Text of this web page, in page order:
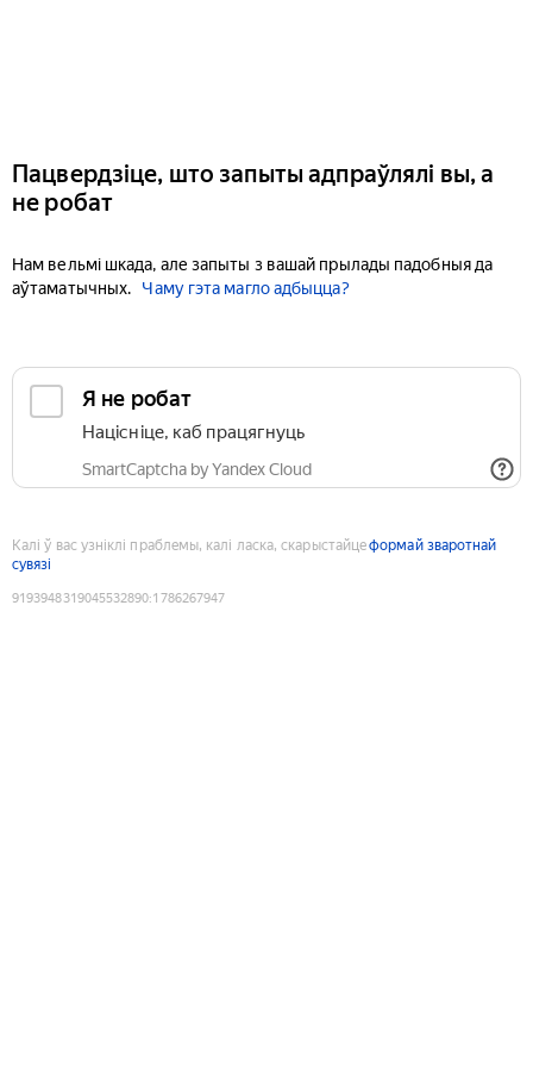
Пацвердзіце, што запыты адпраўлялі вы, а
не робат
Нам вельмі шкада, але запыты з вашай прылады падобныя да
аўтаматычных.
Чаму гэта магло адбыцца?
Я не робат
Націсніце, каб працягнуць
SmartCaptcha by Yandex Cloud
Калі ў вас узніклі праблемы, калі ласка, скарыстайцеформай зваротнай
сувязі
9193948319045532890:1786267947